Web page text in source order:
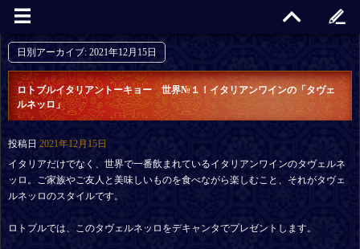
日別アーカイブ: 2021年12月15日
ロトブルイタリアントーキョー 世界№１！イタリアンワインの「タヴェ
ルネッロ」
投稿日 2021年12月15日
イタリアだけでなく、世界で一番飲まれているイタリアンワインのタヴェルネ
ッロ。ご家族やご友人と美味しいものを食べながら楽しむこと、それがタヴェ
ルネッロのスタイルです。
ロトブルでは、このタヴェルネッロをデキャンタでプレゼントします。